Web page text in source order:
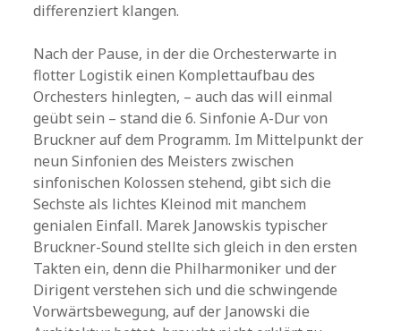
differenziert klangen.
Nach der Pause, in der die Orchesterwarte in
flotter Logistik einen Komplettaufbau des
Orchesters hinlegten, – auch das will einmal
geübt sein – stand die 6. Sinfonie A-Dur von
Bruckner auf dem Programm. Im Mittelpunkt der
neun Sinfonien des Meisters zwischen
sinfonischen Kolossen stehend, gibt sich die
Sechste als lichtes Kleinod mit manchem
genialen Einfall. Marek Janowskis typischer
Bruckner-Sound stellte sich gleich in den ersten
Takten ein, denn die Philharmoniker und der
Dirigent verstehen sich und die schwingende
Vorwärtsbewegung, auf der Janowski die